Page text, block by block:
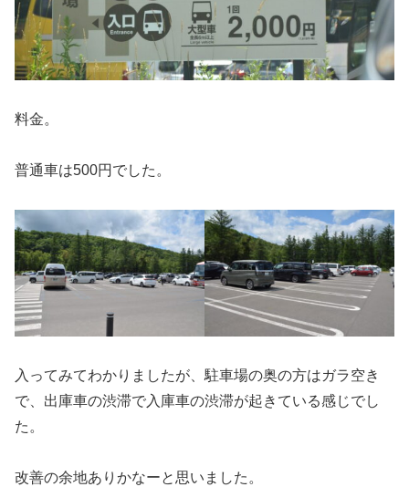
料金。
普通車は500円でした。
入ってみてわかりましたが、駐車場の奥の方はガラ空き
で、出庫車の渋滞で入庫車の渋滞が起きている感じでし
た。
改善の余地ありかなーと思いました。